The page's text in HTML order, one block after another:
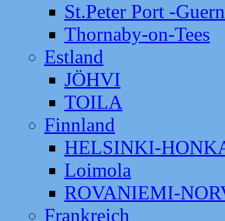
St.Peter Port -
Thornaby-on-Tees
Estland
JÖHVI
TOILA
Finnland
HELSINKI-
Loimola
ROVANIEMI-
Frankreich